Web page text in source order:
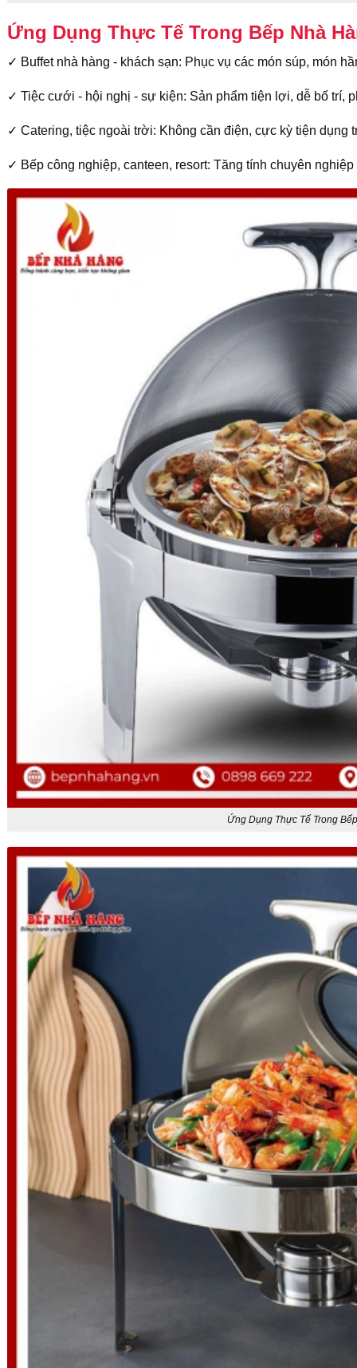
Ứng Dụng Thực Tế Trong Bếp Nhà
✓ Buffet nhà hàng - khách sạn: Phục vụ các món súp, món
✓ Tiệc cưới - hội nghị - sự kiện: Sản phẩm tiện lợi, dễ bố trí,
✓ Catering, tiệc ngoài trời: Không cần điện, cực kỳ tiện dụng
✓ Bếp công nghiệp, canteen, resort: Tăng tính chuyên
Ứng Dụng Thực Tế Trong